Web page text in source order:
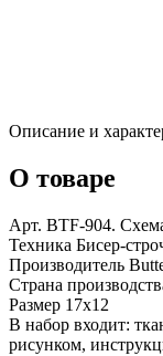
Описание и
О товаре
Арт. BTF-904.
Техника Бисер-
Производитель
Страна
Размер 17х12
В набор входит:
рисунком,